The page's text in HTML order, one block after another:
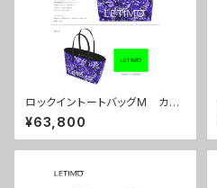
ロックイントートバッグM カラ
ー/プロポーズパープル ■配
送まで約１か月
¥63,800